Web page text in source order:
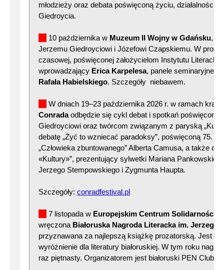
młodzieży oraz debata poświęconą życiu, działalności i
Giedroycia.
10 października w Muzeum II Wojny w Gdańsku,
Jerzemu Giedroyciowi i Józefowi Czapskiemu. W
czasowej, poświęconej założycielom Instytutu
wprowadzający Erica Karpelesa, panele seminaryjne,
Rafała Habielskiego. Szczegóły niebawem.
W dniach 19–23 października 2026 r. w ramach
Conradaodbędzie się cykl debat i spotkań
Giedroyciowi oraz twórcom związanym z paryską
debatę „Żyć to wzniecać paradoksy”, poświęconą 75.
„Człowieka zbuntowanego” Alberta Camusa, a także
«Kultury»”, prezentujący sylwetki Mariana
Jerzego Stempowskiego i Zygmunta Haupta.
Szczegóły: conradfestival.pl
7 listopada w Europejskim Centrum Solidarności
wręczona Białoruska Nagroda Literacka im. Jerzego
przyznawana za najlepszą książkę prozatorską. Jest to
wyróżnienie dla literatury białoruskiej. W tym roku
raz piętnasty. Organizatorem jest białoruski PEN Club.